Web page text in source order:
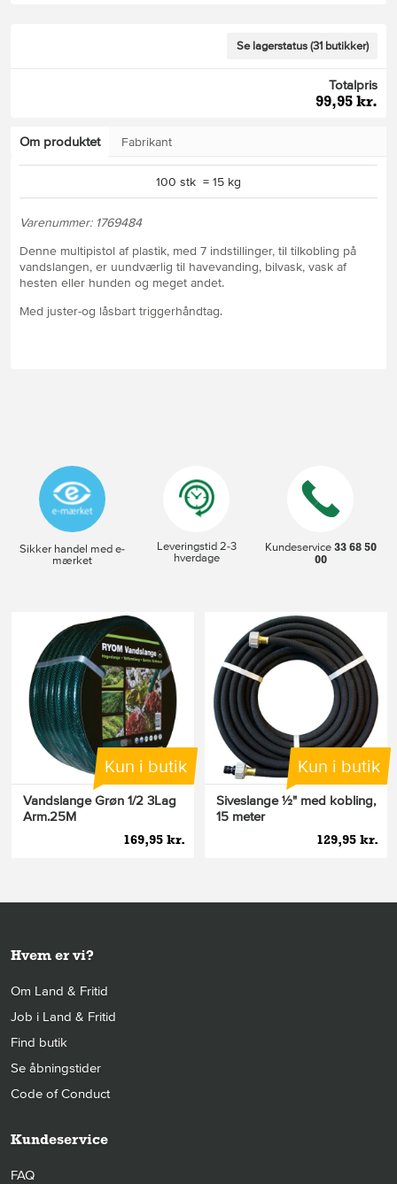
Se lagerstatus (31 butikker)
Totalpris
99,95 kr.
Om produktet Fabrikant
100 stk = 15 kg
Varenummer: 1769484
Denne multipistol af plastik, med 7 indstillinger, til tilkobling på
vandslangen, er uundværlig til havevanding, bilvask, vask af
hesten eller hunden og meget andet.
Med juster-og låsbart triggerhåndtag.
Sikker handel med e-
mærket
Leveringstid 2-3
hverdage
Kundeservice33 68 50
00
Kun i butik
Vandslange Grøn 1/2 3Lag
Arm.25M
169,95 kr.
Kun i butik
Siveslange ½" med kobling,
15 meter
129,95 kr.
Hvem er vi?
Om Land & Fritid
Job i Land & Fritid
Find butik
Se åbningstider
Code of Conduct
Kundeservice
FAQ